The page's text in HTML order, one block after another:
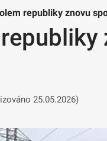
republiky znovu
25.05.2026)